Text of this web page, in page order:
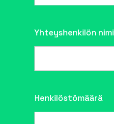
Yhteyshenkilön nimi
Henkilöstömäärä